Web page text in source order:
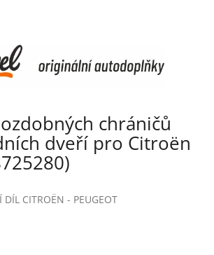
chráničů
dveří pro Citroën
DÍL CITROËN - PEUGEOT